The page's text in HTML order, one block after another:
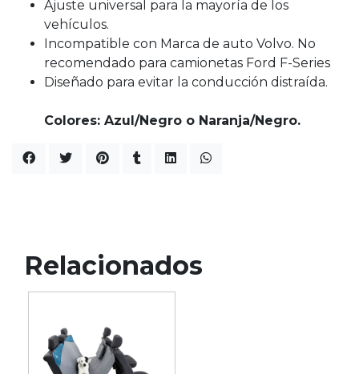
Ajuste universal para la mayoría de los
vehículos.
Incompatible con Marca de auto Volvo. No
recomendado para camionetas Ford F-Series
Diseñado para evitar la conducción distraída.
Colores: Azul/Negro o Naranja/Negro.
Relacionados